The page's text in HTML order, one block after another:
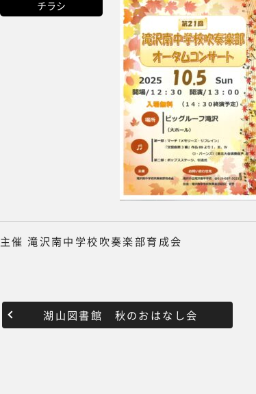
チラシ
主催 滝沢南中学校吹奏楽部育成会
湖山図書館 秋のおはなし会